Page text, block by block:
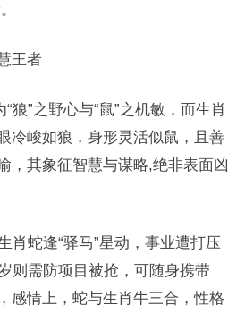
王者
狼”之野心与“鼠”之机敏，而生肖
冷峻如狼，身形灵活似鼠，且善
，其象征智慧与谋略,绝非表面凶
肖蛇逢“驿马”星动，事业遭打压
则需防项目被抢，可随身携带
感情上，蛇与生肖牛三合，性格